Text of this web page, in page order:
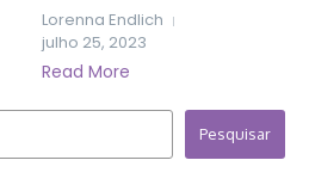
Lorenna Endlich
julho 25, 2023
Read More
Pesquisar